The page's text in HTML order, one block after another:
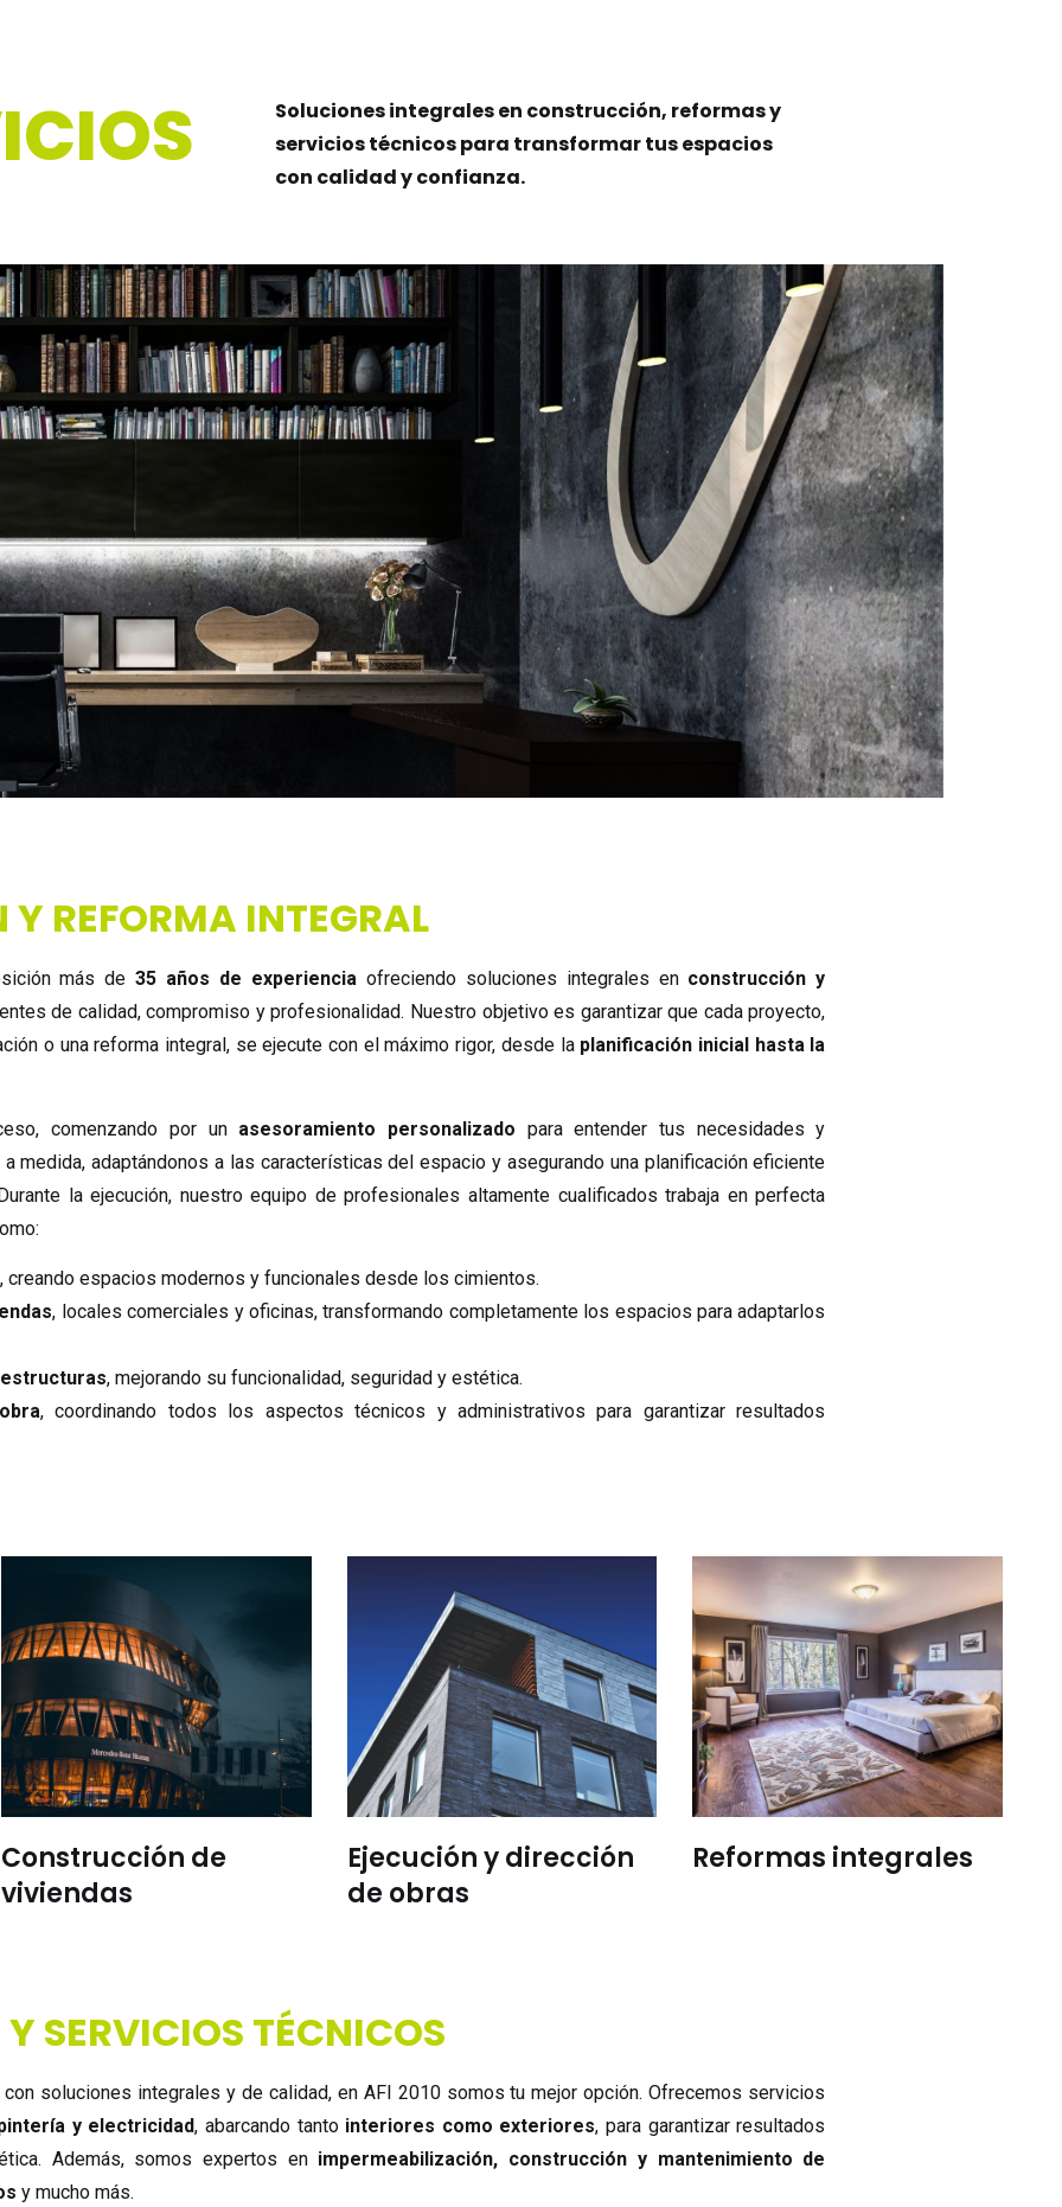
Soluciones integrales en construcción, reformas y
servicios técnicos para transformar tus espacios
con calidad y confianza.
REFORMA INTEGRAL
más de35 años de experienciaofreciendo soluciones integrales en construcción y
de calidad, compromiso y profesionalidad. Nuestro objetivo es garantizar que cada proyecto,
o una reforma integral, se ejecute con el máximo rigor, desde la planificación inicial hasta la
comenzando por un asesoramiento personalizado para entender tus necesidades y
medida, adaptándonos a las características del espacio y asegurando una planificación eficiente
la ejecución, nuestro equipo de profesionales altamente cualificados trabaja en perfecta
, creando espacios modernos y funcionales desde los cimientos.
, locales comerciales y oficinas, transformando completamente los espacios para adaptarlos
, mejorando su funcionalidad, seguridad y estética.
, coordinando todos los aspectos técnicos y administrativos para garantizar resultados
Construcción de
viviendas
Ejecución y dirección
de obras
Reformas integrales
SERVICIOS TÉCNICOS
soluciones integrales y de calidad, en AFI 2010 somos tu mejor opción. Ofrecemos servicios
y electricidad, abarcando tanto interiores como exteriores, para garantizar resultados
Además, somos expertos en impermeabilización, construcción y mantenimiento de
y mucho más.